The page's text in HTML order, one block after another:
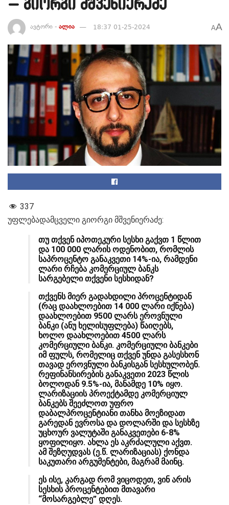
ავტორი - ალია 18:37 01-25-2024 AA
337
უფლებადამცველი გიორგი მშვენიერაძე:
თუ თქვენ იპოთეკური სესხი გაქვთ 1 წლით
და 100 000 ლარის ოდენობით, რომლის
საპროცენტო განაკვეთი 14%-ია, რამდენი
ლარი რჩება კომერციულ ბანკს
სარგებელი თქვენი სესხიდან?
თქვენს მიერ გადახდილი პროცენტიდან
(რაც დაახლოებით 14 000 ლარი იქნება)
დაახლოებით 9500 ლარს ეროვნული
ბანკი (ანუ ხელისუფლება) წაიღებს,
ხოლო დაახლოებით 4500 ლარს
კომერციული ბანკი. კომერციული ბანკები
იმ ფულს, რომელიც თქვენ უნდა გასესხონ
თავად ეროვნული ბანკისგან სესხულობენ.
რეფინანსირების განაკვეთი 2023 წლის
ბოლოდან 9.5%-ია, მანამდე 10% იყო.
ლარიზაციის პროექტამდე კომერციულ
ბანკებს შეეძლოთ უფრო
დაბალპროცენტიანი თანხა მოეზიდათ
გარედან ევროსა და დოლარში და სესხზე
უცხოურ ვალუტაში განაკვეთები 6-8%
ყოფილიყო. ახლა ეს აკრძალული აქვთ.
ამ შეზღუდვას (ე.წ. ლარიზაციას) ქონდა
საკუთარი არგუმენტები, მაგრამ მაინც.
ეს ისე, კარგად რომ ვიცოდეთ, ვინ არის
სესხის პროცენტებით მთავარი
“მოსარგებლე” დღეს.